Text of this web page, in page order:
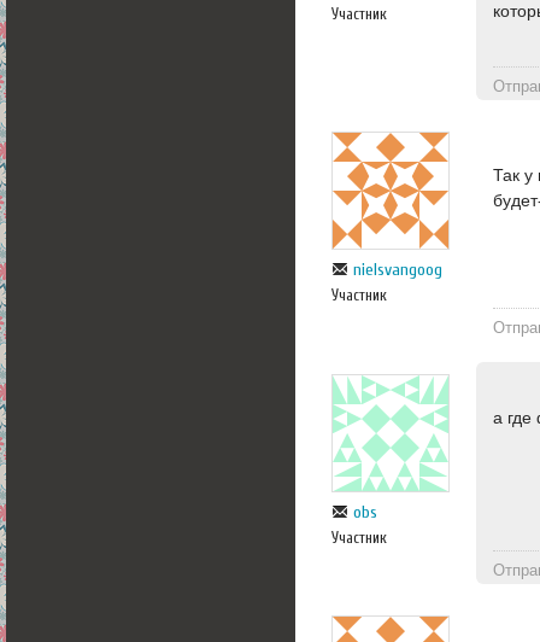
Участник
nielsvangoog
Участник
Так у
obs
Участник
а